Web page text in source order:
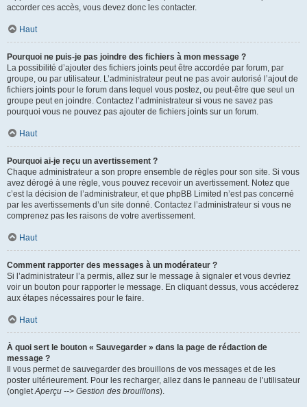
accorder ces accès, vous devez donc les contacter.
Haut
Pourquoi ne puis-je pas joindre des fichiers à mon message ?
La possibilité d’ajouter des fichiers joints peut être accordée par forum, par
groupe, ou par utilisateur. L’administrateur peut ne pas avoir autorisé l’ajout de
fichiers joints pour le forum dans lequel vous postez, ou peut-être que seul un
groupe peut en joindre. Contactez l’administrateur si vous ne savez pas
pourquoi vous ne pouvez pas ajouter de fichiers joints sur un forum.
Haut
Pourquoi ai-je reçu un avertissement ?
Chaque administrateur a son propre ensemble de règles pour son site. Si vous
avez dérogé à une règle, vous pouvez recevoir un avertissement. Notez que
c’est la décision de l’administrateur, et que phpBB Limited n’est pas concerné
par les avertissements d’un site donné. Contactez l’administrateur si vous ne
comprenez pas les raisons de votre avertissement.
Haut
Comment rapporter des messages à un modérateur ?
Si l’administrateur l’a permis, allez sur le message à signaler et vous devriez
voir un bouton pour rapporter le message. En cliquant dessus, vous accéderez
aux étapes nécessaires pour le faire.
Haut
À quoi sert le bouton « Sauvegarder » dans la page de rédaction de
message ?
Il vous permet de sauvegarder des brouillons de vos messages et de les
poster ultérieurement. Pour les recharger, allez dans le panneau de l’utilisateur
(ongletAperçu --> Gestion des brouillons).